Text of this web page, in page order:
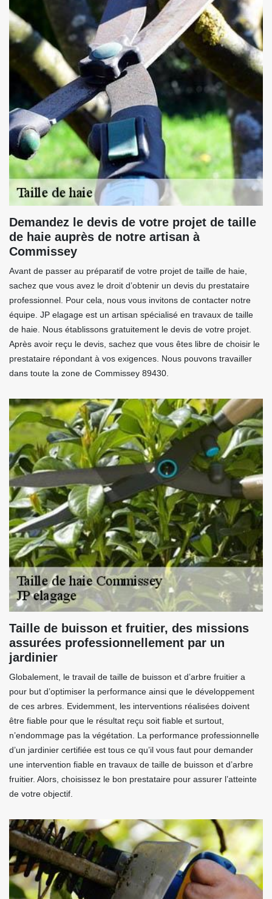
Demandez le devis de votre projet de taille
de haie auprès de notre artisan à
Commissey
Avant de passer au préparatif de votre projet de taille de haie,
sachez que vous avez le droit d’obtenir un devis du prestataire
professionnel. Pour cela, nous vous invitons de contacter notre
équipe. JP elagage est un artisan spécialisé en travaux de taille
de haie. Nous établissons gratuitement le devis de votre projet.
Après avoir reçu le devis, sachez que vous êtes libre de choisir le
prestataire répondant à vos exigences. Nous pouvons travailler
dans toute la zone de Commissey 89430.
Taille de buisson et fruitier, des missions
assurées professionnellement par un
jardinier
Globalement, le travail de taille de buisson et d’arbre fruitier a
pour but d’optimiser la performance ainsi que le développement
de ces arbres. Evidemment, les interventions réalisées doivent
être fiable pour que le résultat reçu soit fiable et surtout,
n’endommage pas la végétation. La performance professionnelle
d’un jardinier certifiée est tous ce qu’il vous faut pour demander
une intervention fiable en travaux de taille de buisson et d’arbre
fruitier. Alors, choisissez le bon prestataire pour assurer l’atteinte
de votre objectif.